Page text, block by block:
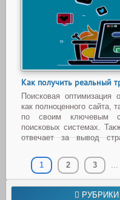
Как получить реальный
Поисковая оптимизация
как полноценного сайта,
по своим ключевым
поисковых системах.
отвечает за вывод
Читать дальше »
1 2 3 ...